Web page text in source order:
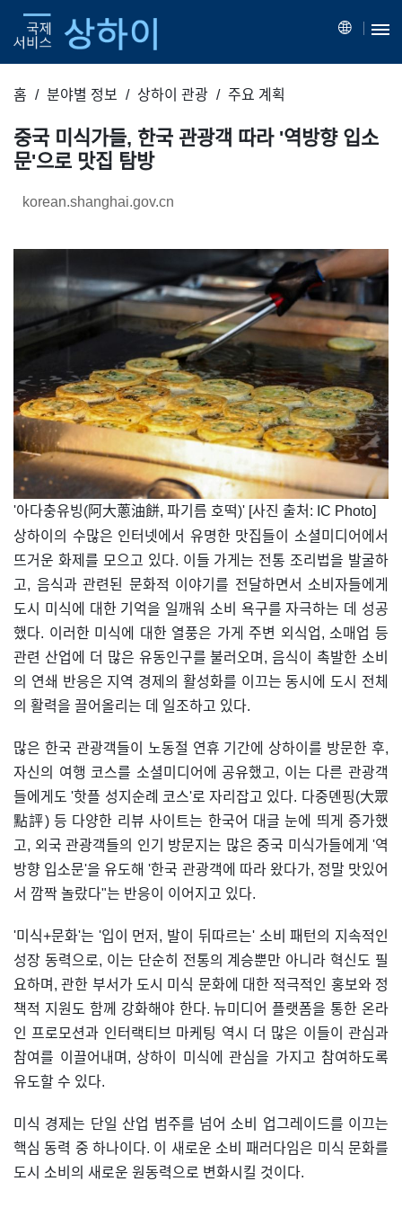
홈 분야별 정보 상하이 관광 주요 계획
중국 미식가들, 한국 관광객 따라 '역방향 입소
문'으로 맛집 탐방
korean.shanghai.gov.cn
'아다충유빙(阿大蔥油餅, 파기름 호떡)' [사진 출처: IC Photo]
상하이의 수많은 인터넷에서 유명한 맛집들이 소셜미디어에서
뜨거운 화제를 모으고 있다. 이들 가게는 전통 조리법을 발굴하
고, 음식과 관련된 문화적 이야기를 전달하면서 소비자들에게
도시 미식에 대한 기억을 일깨워 소비 욕구를 자극하는 데 성공
했다. 이러한 미식에 대한 열풍은 가게 주변 외식업, 소매업 등
관련 산업에 더 많은 유동인구를 불러오며, 음식이 촉발한 소비
의 연쇄 반응은 지역 경제의 활성화를 이끄는 동시에 도시 전체
의 활력을 끌어올리는 데 일조하고 있다.
많은 한국 관광객들이 노동절 연휴 기간에 상하이를 방문한 후,
자신의 여행 코스를 소셜미디어에 공유했고, 이는 다른 관광객
들에게도 '핫플 성지순례 코스'로 자리잡고 있다. 다중뎬핑(大眾
點評) 등 다양한 리뷰 사이트는 한국어 대글 눈에 띄게 증가했
고, 외국 관광객들의 인기 방문지는 많은 중국 미식가들에게 '역
방향 입소문'을 유도해 '한국 관광객에 따라 왔다가, 정말 맛있어
서 깜짝 놀랐다"는 반응이 이어지고 있다.
'미식+문화'는 '입이 먼저, 발이 뒤따르는' 소비 패턴의 지속적인
성장 동력으로, 이는 단순히 전통의 계승뿐만 아니라 혁신도 필
요하며, 관한 부서가 도시 미식 문화에 대한 적극적인 홍보와 정
책적 지원도 함께 강화해야 한다. 뉴미디어 플랫폼을 통한 온라
인 프로모션과 인터랙티브 마케팅 역시 더 많은 이들이 관심과
참여를 이끌어내며, 상하이 미식에 관심을 가지고 참여하도록
유도할 수 있다.
미식 경제는 단일 산업 범주를 넘어 소비 업그레이드를 이끄는
핵심 동력 중 하나이다. 이 새로운 소비 패러다임은 미식 문화를
도시 소비의 새로운 원동력으로 변화시킬 것이다.